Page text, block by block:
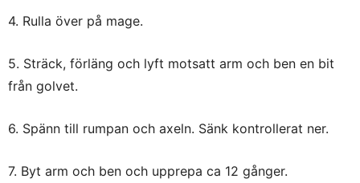
4. Rulla över på mage.
5. Sträck, förläng och lyft motsatt arm och ben en bit
från golvet.
6. Spänn till rumpan och axeln. Sänk kontrollerat ner.
7. Byt arm och ben och upprepa ca 12 gånger.